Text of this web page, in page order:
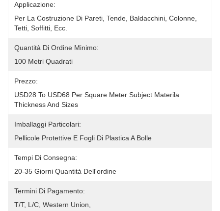
Applicazione:
Per La Costruzione Di Pareti, Tende, Baldacchini, Colonne,
Tetti, Soffitti, Ecc.
Quantità Di Ordine Minimo:
100 Metri Quadrati
Prezzo:
USD28 To USD68 Per Square Meter Subject Materila
Thickness And Sizes
Imballaggi Particolari:
Pellicole Protettive E Fogli Di Plastica A Bolle
Tempi Di Consegna:
20-35 Giorni Quantità Dell'ordine
Termini Di Pagamento:
T/T, L/C, Western Union,